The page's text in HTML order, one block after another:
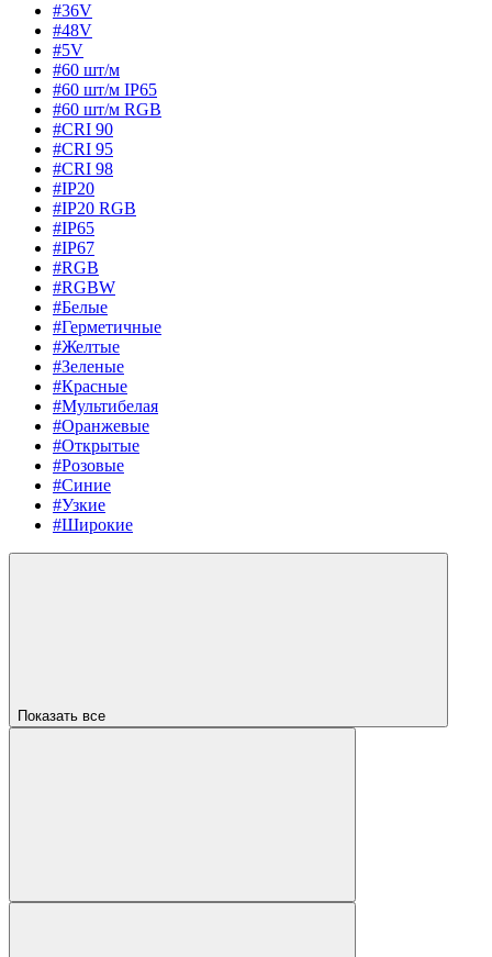
#36V
#48V
#5V
#60 шт/м
#60 шт/м IP65
#60 шт/м RGB
#CRI 90
#CRI 95
#CRI 98
#IP20
#IP20 RGB
#IP65
#IP67
#RGB
#RGBW
#Белые
#Герметичные
#Желтые
#Зеленые
#Красные
#Мультибелая
#Оранжевые
#Открытые
#Розовые
#Синие
#Узкие
#Широкие
Показать все